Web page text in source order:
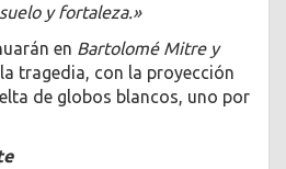
y fortaleza.»
en Bartolomé Mitre y
tragedia, con la proyección
de globos blancos, uno por